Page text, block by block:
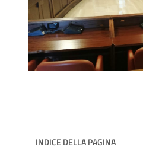
INDICE DELLA PAGINA